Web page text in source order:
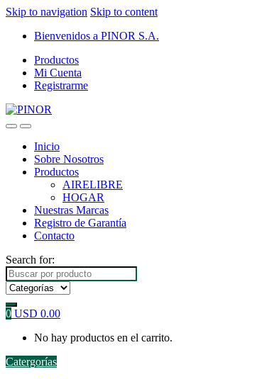
Skip to navigation Skip to content
Bienvenidos a PINOR S.A.
Productos
Mi Cuenta
Registrarme
Inicio
Sobre Nosotros
Productos
AIRELIBRE
HOGAR
Nuestras Marcas
Registro de Garantía
Contacto
Search for:
0 USD 0.00
No hay productos en el carrito.
Catergorías